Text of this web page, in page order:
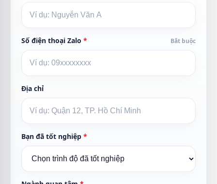
Số điện thoại Zalo * Bắt buộc
Địa chỉ
Bạn đã tốt nghiệp *